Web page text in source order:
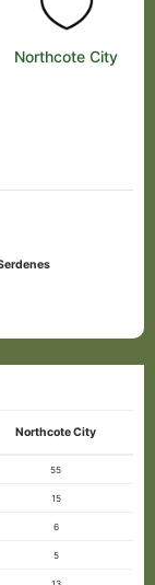
Northcote City
Northcote City
55
15
6
5